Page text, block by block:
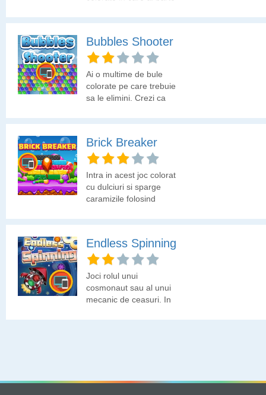
Bubbles Shooter
Ai o multime de bule
colorate pe care trebuie
sa le elimini. Crezi ca
Brick Breaker
Intra in acest joc colorat
cu dulciuri si sparge
caramizile folosind
Endless Spinning
Joci rolul unui
cosmonaut sau al unui
mecanic de ceasuri. In
sunt atrase de rotile